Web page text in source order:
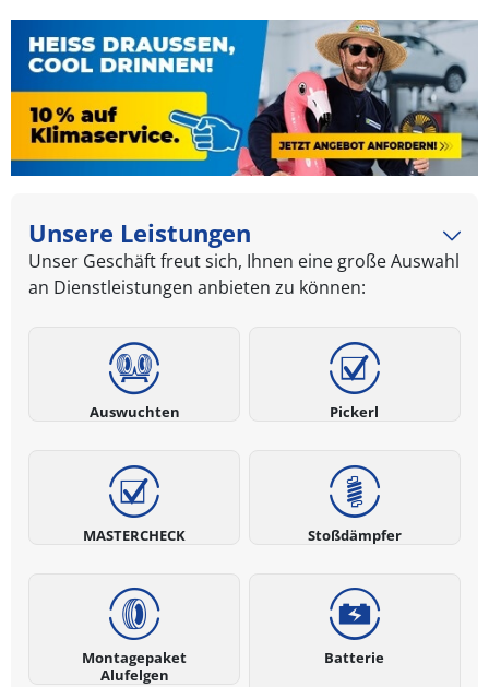
Unsere Leistungen
Unser Geschäft freut sich, Ihnen eine große Auswahl
an Dienstleistungen anbieten zu können:
Auswuchten Pickerl
MASTERCHECK Stoßdämpfer
Montagepaket
Alufelgen
Batterie